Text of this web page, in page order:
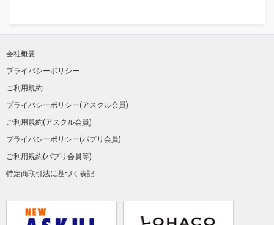
会社概要
プライバシーポリシー
ご利用規約
プライバシーポリシー(アスクル会員)
ご利用規約(アスクル会員)
プライバシーポリシー(パプリ会員)
ご利用規約(パプリ会員等)
特定商取引法に基づく表記